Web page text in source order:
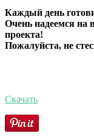
Каждый день
Очень надеемся на
проекта!
Пожалуйста, не
Скачать